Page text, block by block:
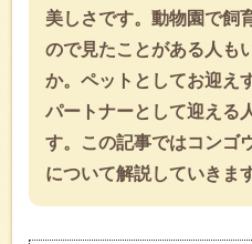
美しさです。動物園で飼
ので見たことがある人も
か。ペットとしてお迎え
パートナーとして迎える
す。この記事ではコンゴ
について解説していきま